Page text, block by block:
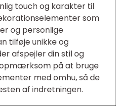
touch og karakter til
som
og personlige
tilføje unikke og
afspejler din stil og
på at bruge
med omhu, så de
af indretningen.